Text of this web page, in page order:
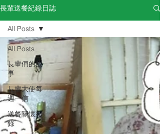
長輩送餐紀錄日誌
All Posts
長輩們的故
事
長輩大使每
週一信
送餐關懷紀
錄
All Posts